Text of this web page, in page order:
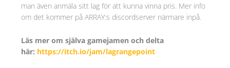
man även anmäla sitt lag för att kunna vinna pris. Mer info
om det kommer på ARRAY:s discordserver närmare inpå.
Läs mer om själva gamejamen och delta
här: https://itch.io/jam/lagrangepoint